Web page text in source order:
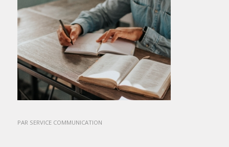
PAR SERVICE COMMUNICATION